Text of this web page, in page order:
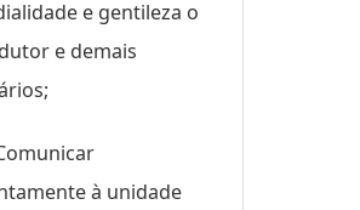
e gentileza o
e demais
à unidade